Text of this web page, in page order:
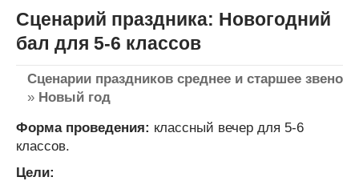
Сценарий праздника: Новогодний
бал для 5-6 классов
Сценарии праздников среднее и старшее звено
» Новый год
Форма проведения: классный вечер для 5-6
классов.
Цели: